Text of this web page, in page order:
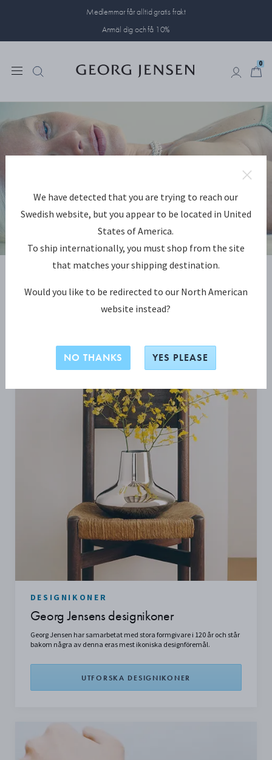
Medlemmar får alltid gratis frakt
Anmäl dig och få 10%
0
UTFORSKA WEFT
BLI INSPIRERAD
DESIGNIKONER
Georg Jensens designikoner
Georg Jensen har samarbetat med stora formgivare i 120 år och står
bakom några av denna eras mest ikoniska designföremål.
UTFORSKA DESIGNIKONER
We have detected that you are trying to reach our
Swedish website, but you appear to be located in United
States of America.
To ship internationally, you must shop from the site
that matches your shipping destination.
Would you like to be redirected to our North American
website instead?
NO THANKS YES PLEASE